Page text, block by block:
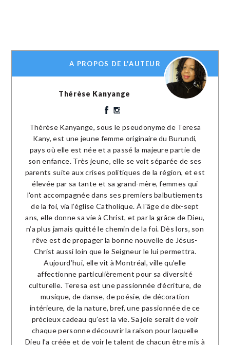
A PROPOS DE L'AUTEUR
Thérèse Kanyange
Thérèse Kanyange, sous le pseudonyme de Teresa
Kany, est une jeune femme originaire du Burundi,
pays où elle est née et a passé la majeure partie de
son enfance. Très jeune, elle se voit séparée de ses
parents suite aux crises politiques de la région, et est
élevée par sa tante et sa grand-mère, femmes qui
l'ont accompagnée dans ses premiers balbutiements
de la foi, via l’église Catholique. À l'âge de dix-sept
ans, elle donne sa vie à Christ, et par la grâce de Dieu,
n’a plus jamais quitté le chemin de la foi. Dès lors, son
rêve est de propager la bonne nouvelle de Jésus-
Christ aussi loin que le Seigneur le lui permettra.
Aujourd’hui, elle vit à Montréal, ville qu’elle
affectionne particulièrement pour sa diversité
culturelle. Teresa est une passionnée d’écriture, de
musique, de danse, de poésie, de décoration
intérieure, de la nature, bref, une passionnée de ce
précieux cadeau qu’est la vie. Sa joie serait de voir
chaque personne découvrir la raison pour laquelle
Dieu l’a créée et de voir le talent de chacun être mis à